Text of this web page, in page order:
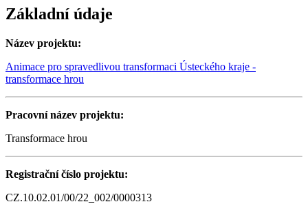
Základní údaje
Název projektu:
Animace pro spravedlivou transformaci Ústeckého kraje -
transformace hrou
Pracovní název projektu:
Transformace hrou
Registrační číslo projektu:
CZ.10.02.01/00/22_002/0000313